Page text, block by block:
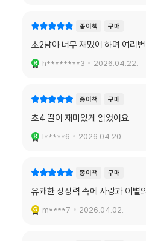
종이책 구매
초2남아 너무 재밌어 하며 여러
h********3 2026.04.22.
종이책 구매
초4 딸이 재미있게 읽었어요.
l*****6 2026.04.20.
종이책 구매
유쾌한 상상력 속에 사랑과 이별
m****7 2026.04.02.